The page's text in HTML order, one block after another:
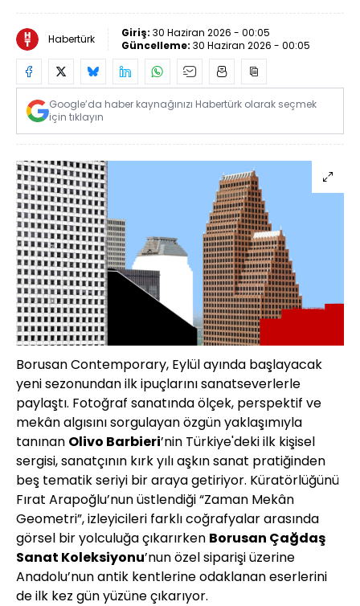
Habertürk Giriş: 30 Haziran 2026 - 00:05
Güncelleme: 30 Haziran 2026 - 00:05
Google’da haber kaynağınızı Habertürk olarak seçmek
için tıklayın
Borusan Contemporary, Eylül ayında başlayacak
yeni sezonundan ilk ipuçlarını sanatseverlerle
paylaştı. Fotoğraf sanatında ölçek, perspektif ve
mekân algısını sorgulayan özgün yaklaşımıyla
tanınan Olivo Barbieri’nin Türkiye'deki ilk kişisel
sergisi, sanatçının kırk yılı aşkın sanat pratiğinden
beş tematik seriyi bir araya getiriyor. Küratörlüğünü
Fırat Arapoğlu’nun üstlendiği “Zaman Mekân
Geometri”, izleyicileri farklı coğrafyalar arasında
görsel bir yolculuğa çıkarırken Borusan Çağdaş
Sanat Koleksiyonu’nun özel siparişi üzerine
Anadolu’nun antik kentlerine odaklanan eserlerini
de ilk kez gün yüzüne çıkarıyor.